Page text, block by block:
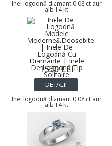
Inel logodnă diamant 0.08 ct aur
alb 14 kt
1530 LEI
DETALII
Inel logodnă diamant 0.08 ct aur
alb 14 kt